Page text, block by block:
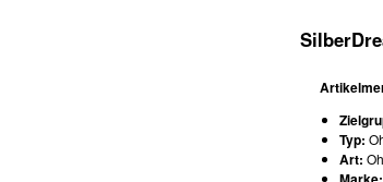
Typ:
Art: